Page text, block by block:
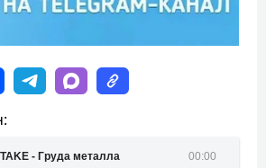
00:00
- Груда металла